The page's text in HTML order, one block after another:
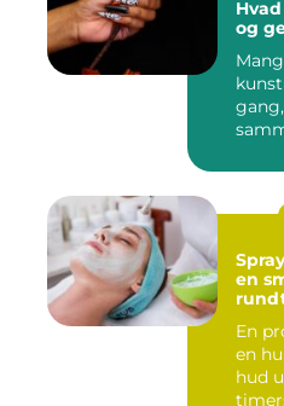
og
en
En
en
hud